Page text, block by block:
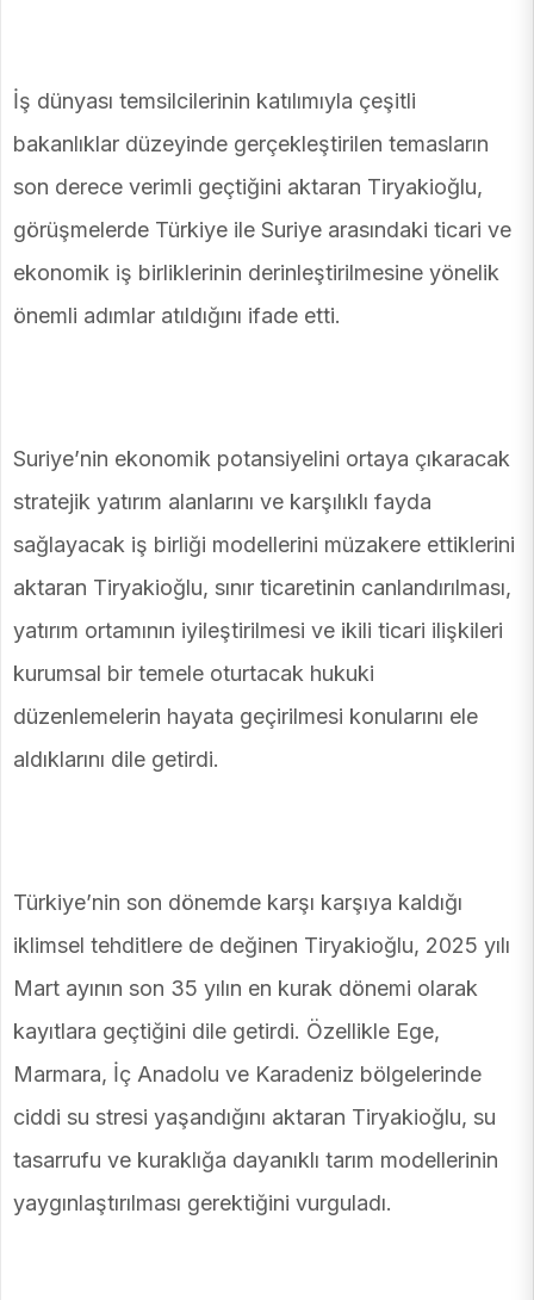
İş dünyası temsilcilerinin katılımıyla çeşitli
bakanlıklar düzeyinde gerçekleştirilen temasların
son derece verimli geçtiğini aktaran Tiryakioğlu,
görüşmelerde Türkiye ile Suriye arasındaki ticari ve
ekonomik iş birliklerinin derinleştirilmesine yönelik
önemli adımlar atıldığını ifade etti.
Suriye’nin ekonomik potansiyelini ortaya çıkaracak
stratejik yatırım alanlarını ve karşılıklı fayda
sağlayacak iş birliği modellerini müzakere ettiklerini
aktaran Tiryakioğlu, sınır ticaretinin canlandırılması,
yatırım ortamının iyileştirilmesi ve ikili ticari ilişkileri
kurumsal bir temele oturtacak hukuki
düzenlemelerin hayata geçirilmesi konularını ele
aldıklarını dile getirdi.
Türkiye’nin son dönemde karşı karşıya kaldığı
iklimsel tehditlere de değinen Tiryakioğlu, 2025 yılı
Mart ayının son 35 yılın en kurak dönemi olarak
kayıtlara geçtiğini dile getirdi. Özellikle Ege,
Marmara, İç Anadolu ve Karadeniz bölgelerinde
ciddi su stresi yaşandığını aktaran Tiryakioğlu, su
tasarrufu ve kuraklığa dayanıklı tarım modellerinin
yaygınlaştırılması gerektiğini vurguladı.